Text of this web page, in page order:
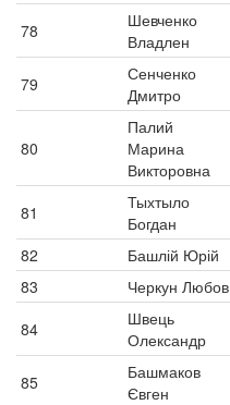
78
Шевченко
Владлен
79
Сенченко
Дмитро
80
Палий
Марина
Викторовна
81
Тыхтыло
Богдан
82
Башлій Юрій
83
Черкун Любов
84
Швець
Олександр
85
Башмаков
Євген